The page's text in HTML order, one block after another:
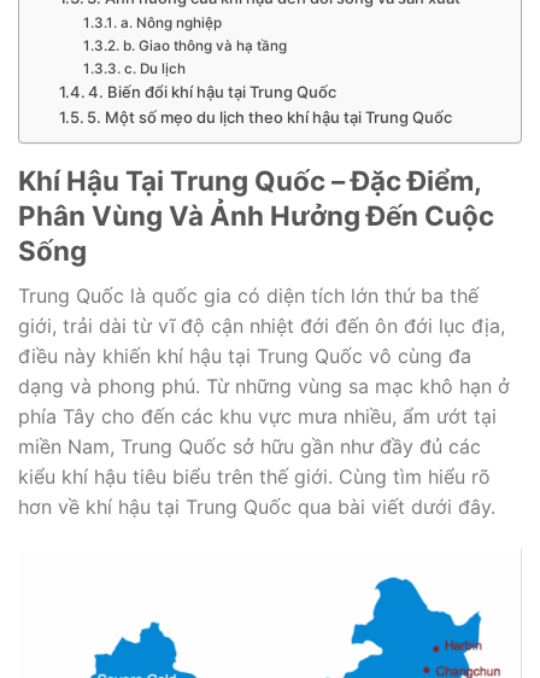
a. Nông nghiệp
b. Giao thông và hạ tầng
c. Du lịch
4. Biến đổi khí hậu tại Trung Quốc
5. Một số mẹo du lịch theo khí hậu tại Trung Quốc
Khí Hậu Tại Trung Quốc – Đặc Điểm,
Phân Vùng Và Ảnh Hưởng Đến Cuộc
Sống
Trung Quốc là quốc gia có diện tích lớn thứ ba thế
giới, trải dài từ vĩ độ cận nhiệt đới đến ôn đới lục địa,
điều này khiến khí hậu tại Trung Quốc vô cùng đa
dạng và phong phú. Từ những vùng sa mạc khô hạn ở
phía Tây cho đến các khu vực mưa nhiều, ẩm ướt tại
miền Nam, Trung Quốc sở hữu gần như đầy đủ các
kiểu khí hậu tiêu biểu trên thế giới. Cùng tìm hiểu rõ
hơn về khí hậu tại Trung Quốc qua bài viết dưới đây.